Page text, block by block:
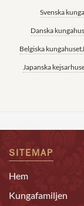
Svenska
Danska
Belgiska kungahuset
Japanska
SITEMAP
Hem
Kungafamiljen